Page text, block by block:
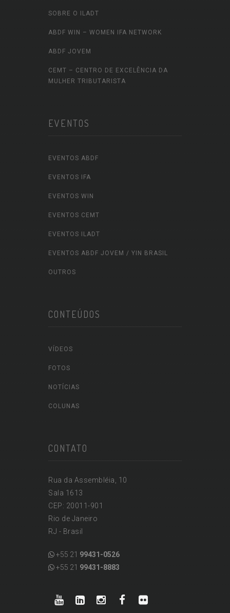
SOBRE O ILADT
ABDF WIN – WOMEN IFA NETWORK
ABDF JOVEM
CEMT – CENTRO DE EXCELÊNCIA DA
MULHER TRIBUTARISTA
EVENTOS
EVENTOS ABDF
EVENTOS IFA
EVENTOS WIN
EVENTOS CEMT
EVENTOS ILADT
EVENTOS ABDF JOVEM / YIN BRASIL
OUTROS
CONTEÚDOS
VÍDEOS
FOTOS
NOTÍCIAS
COLUNAS
CONTATO
Rua da Assembléia, 10
Sala 1613
CEP: 20011-901
Rio de Janeiro
RJ - Brasil
+55 21 99431-0526
+55 21 99431-8883